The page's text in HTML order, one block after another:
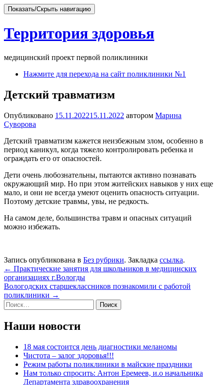
Показать/Скрыть навигацию
Территория здоровья
медицинский проект первой поликлиники
Перейти
содержимому
Нажмите для перехода на сайт поликлиники №1
Детский травматизм
Опубликовано 15.11.202215.11.2022 автором Марина
Суворова
Детский травматизм кажется неизбежным злом, особенно в
период каникул, когда тяжело контролировать ребенка и
ограждать его от опасностей.
Дети очень любознательны, пытаются активно познавать
окружающий мир. Но при этом житейских навыков у них еще
мало, и они не всегда умеют оценить опасность ситуации.
Поэтому детские травмы, увы, не редкость.
На самом деле, большинства травм и опасных ситуаций
можно избежать.
Запись опубликована в Без рубрики. Закладка ссылка.
Навигация
по
записям
← Практические занятия для школьников в медицинских
организациях г.Вологды
Вологодских старшеклассников познакомили с работой
поликлиники →
Найти:
Наши новости
18 мая состоится день диагностики меланомы
Чистота – залог здоровья!!!
Режим работы поликлиники в майские праздники
Нам только спросить: Антон Еремеев, и.о начальника
Департамента здравоохранения